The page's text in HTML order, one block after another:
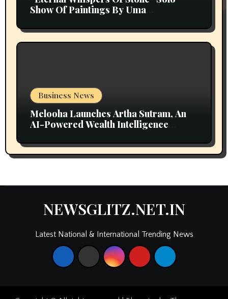
Show Of Paintings By Uma
Gallery
Business News
Melooha Launches Artha Sutram, An
AI-Powered Wealth Intelligence
Guidance
NEWSGLITZ.NET.IN
Latest National & International Trending News